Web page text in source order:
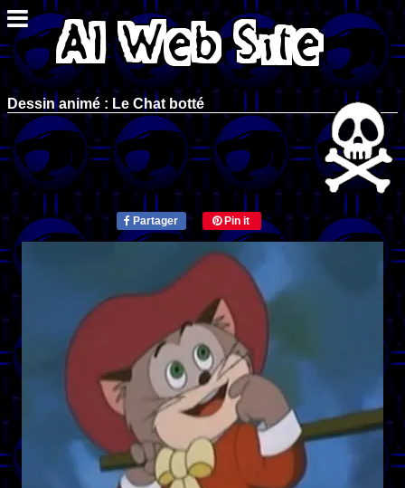
Dessin animé : Le Chat botté
Partager Pin it